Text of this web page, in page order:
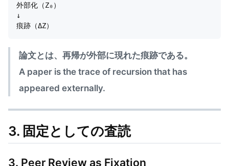
外部化（Z₀）
↓
論文とは、再帰が外部に現れた痕跡である。
A paper is the trace of recursion that has
appeared externally.
3. 固定としての査読
3. Peer Review as Fixation